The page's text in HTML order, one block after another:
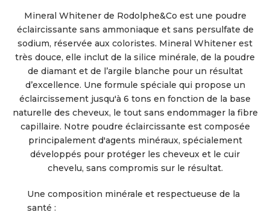
Mineral Whitener de Rodolphe&Co est une poudre
éclaircissante sans ammoniaque et sans persulfate de
sodium, réservée aux coloristes. Mineral Whitener est
très douce, elle inclut de la silice minérale, de la poudre
de diamant et de l’argile blanche pour un résultat
d’excellence. Une formule spéciale qui propose un
éclaircissement jusqu'à 6 tons en fonction de la base
naturelle des cheveux, le tout sans endommager la fibre
capillaire. Notre poudre éclaircissante est composée
principalement d'agents minéraux, spécialement
développés pour protéger les cheveux et le cuir
chevelu, sans compromis sur le résultat.
Une composition minérale et respectueuse de la
santé :